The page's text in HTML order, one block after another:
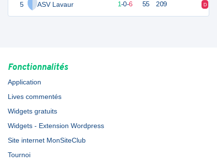
5 ASV Lavaur 1-0-6 55 209 D
Fonctionnalités
Application
Lives commentés
Widgets gratuits
Widgets - Extension Wordpress
Site internet MonSiteClub
Tournoi